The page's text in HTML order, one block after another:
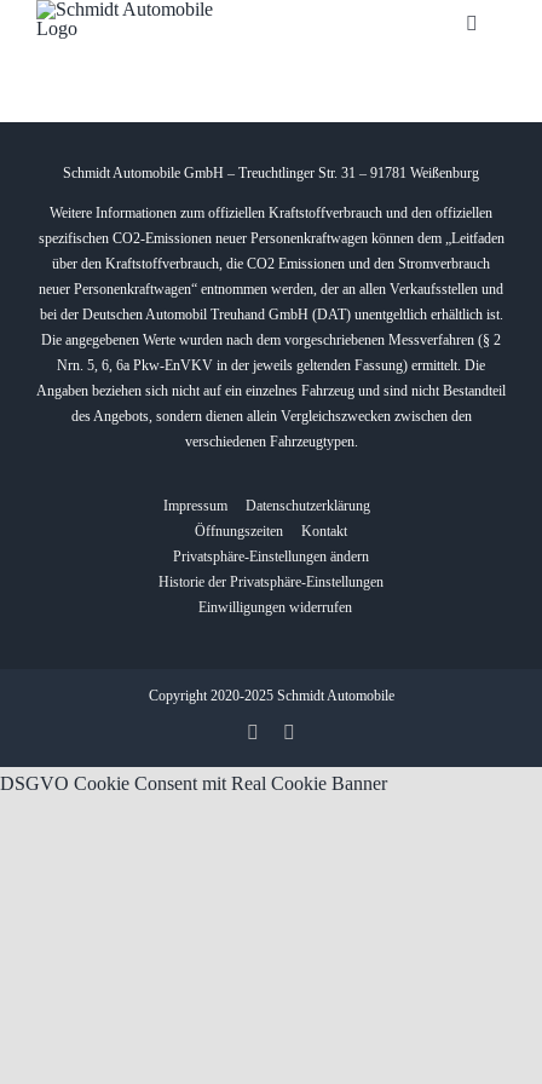
Toggle
Unternehmen
Fahrzeuge
Neuheiten
Service
Schmidt Automobile GmbH – Treuchtlinger Str. 31 – 91781 Weißenburg
Weitere Informationen zum offiziellen Kraftstoffverbrauch und den offiziellen
spezifischen CO2-Emissionen neuer Personenkraftwagen können dem „Leitfaden
über den Kraftstoffverbrauch, die CO2 Emissionen und den Stromverbrauch
neuer Personenkraftwagen“ entnommen werden, der an allen Verkaufsstellen und
bei der Deutschen Automobil Treuhand GmbH (DAT) unentgeltlich erhältlich ist.
Die angegebenen Werte wurden nach dem vorgeschriebenen Messverfahren (§ 2
Nrn. 5, 6, 6a Pkw-EnVKV in der jeweils geltenden Fassung) ermittelt. Die
Angaben beziehen sich nicht auf ein einzelnes Fahrzeug und sind nicht Bestandteil
des Angebots, sondern dienen allein Vergleichszwecken zwischen den
verschiedenen Fahrzeugtypen.
Impressum
Datenschutzerklärung
Öffnungszeiten
Kontakt
Privatsphäre-Einstellungen ändern
Historie der Privatsphäre-Einstellungen
Einwilligungen widerrufen
Copyright 2020-2025 Schmidt Automobile
DSGVO Cookie Consent mit Real Cookie Banner